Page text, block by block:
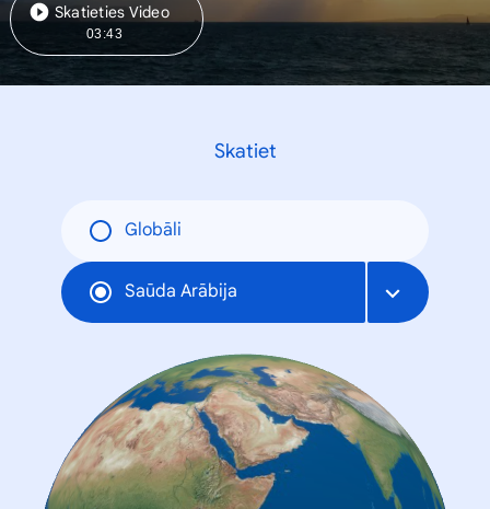
Skatieties Video
03:43
Skatiet
Globāli
Saūda Arābija